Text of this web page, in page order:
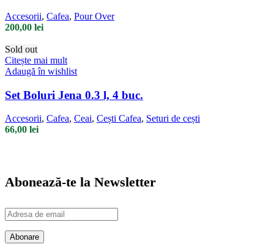
Accesorii, Cafea, Pour Over
200,00 lei
Sold out
Citește mai mult
Adaugă în wishlist
Set Boluri Jena 0.3 l, 4 buc.
Accesorii, Cafea, Ceai, Cești Cafea, Seturi de cești
66,00 lei
Abonează-te la Newsletter